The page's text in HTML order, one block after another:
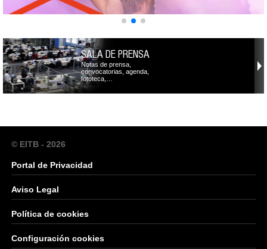
SALA DE PRENSA
Notas de prensa,
convocatorias, agenda,
fototeca,…
© EITB - 2026
Portal de Privacidad
Aviso Legal
Política de cookies
Configuración cookies